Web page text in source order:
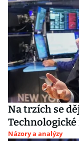
Na trzích se
Názory a analýzy